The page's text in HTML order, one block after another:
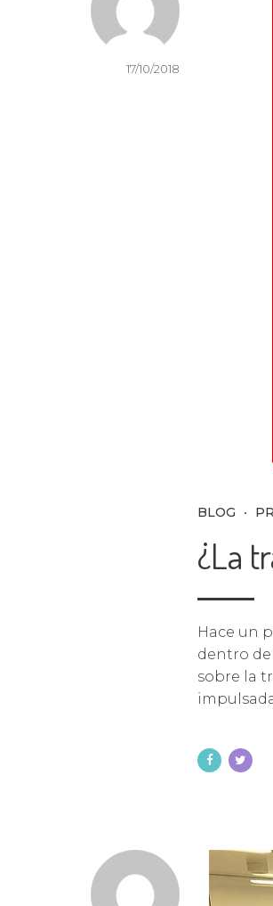
17/10/2018
BLOG
¿La
Hace un
dentro
sobre la